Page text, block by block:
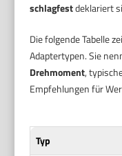
schlagfestdeklariert
Die folgende Tabelle
Adaptertypen. Sie
Drehmoment,
Empfehlungen für
Typ